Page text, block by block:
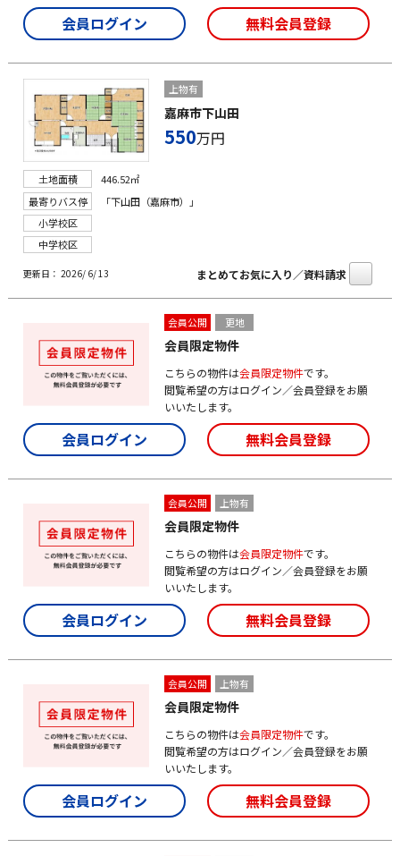
会員ログイン 無料会員登録
上物有
嘉麻市下山田
550万円
土地面積
446.52㎡
最寄りバス停
「下山田（嘉麻市）」
小学校区
中学校区
更新日： 2026/ 6/ 13 まとめてお気に入り／資料請求
会員公開 更地
会員限定物件
こちらの物件は会員限定物件です。
閲覧希望の方はログイン／会員登録をお願
いいたします。
会員ログイン 無料会員登録
会員公開 上物有
会員限定物件
こちらの物件は会員限定物件です。
閲覧希望の方はログイン／会員登録をお願
いいたします。
会員ログイン 無料会員登録
会員公開 上物有
会員限定物件
こちらの物件は会員限定物件です。
閲覧希望の方はログイン／会員登録をお願
いいたします。
会員ログイン 無料会員登録